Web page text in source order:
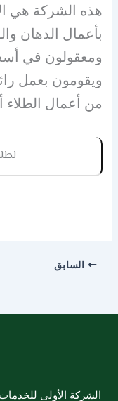
هذه الشركة هي
بأعمال الدهان
ومعقولون في
ويقومون بعمل
من أعمال الطلاء
السابق
الشركة الأولى